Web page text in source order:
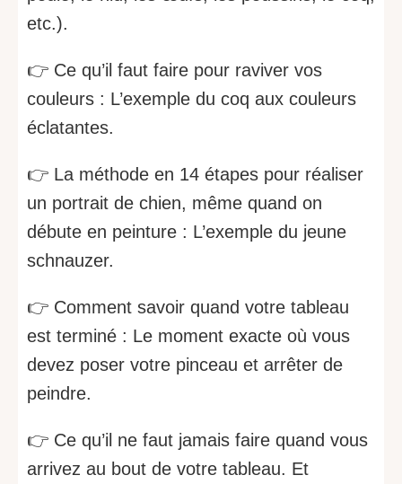
etc.).
👉 Ce qu’il faut faire pour raviver vos
couleurs : L’exemple du coq aux couleurs
éclatantes.
👉 La méthode en 14 étapes pour réaliser
un portrait de chien, même quand on
débute en peinture : L’exemple du jeune
schnauzer.
👉 Comment savoir quand votre tableau
est terminé : Le moment exacte où vous
devez poser votre pinceau et arrêter de
peindre.
👉 Ce qu’il ne faut jamais faire quand vous
arrivez au bout de votre tableau. Et